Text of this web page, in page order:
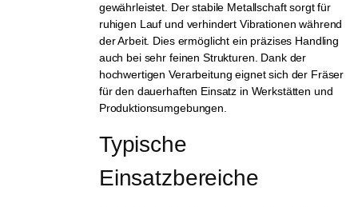
gewährleistet. Der stabile Metallschaft sorgt für
ruhigen Lauf und verhindert Vibrationen während
der Arbeit. Dies ermöglicht ein präzises Handling
auch bei sehr feinen Strukturen. Dank der
hochwertigen Verarbeitung eignet sich der Fräser
für den dauerhaften Einsatz in Werkstätten und
Produktionsumgebungen.
Typische
Einsatzbereiche